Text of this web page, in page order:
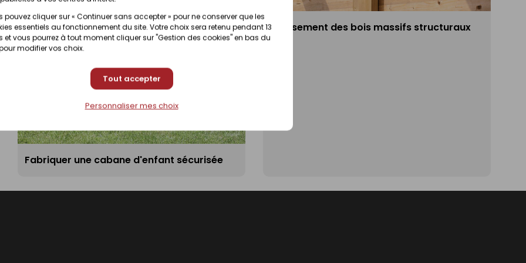
pouvez cliquer sur « Continuer sans accepter » pour ne conserver que les
essentiels au fonctionnement du site. Votre choix sera retenu pendant 13
et vous pourrez à tout moment cliquer sur "Gestion des cookies" en bas du
modifier vos choix.
Tout accepter
Personnaliser mes choix
Fabriquer une cabane d'enfant sécurisée
Classement des bois massifs structuraux